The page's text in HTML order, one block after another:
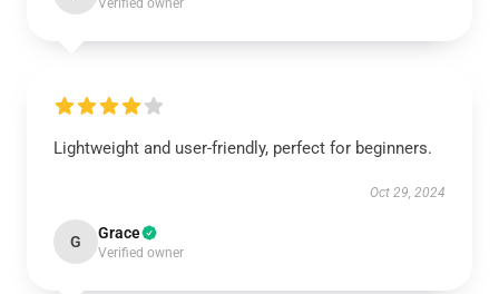
Verified owner
Lightweight and user-friendly, perfect for beginners.
Oct 29, 2024
G Grace
Verified owner